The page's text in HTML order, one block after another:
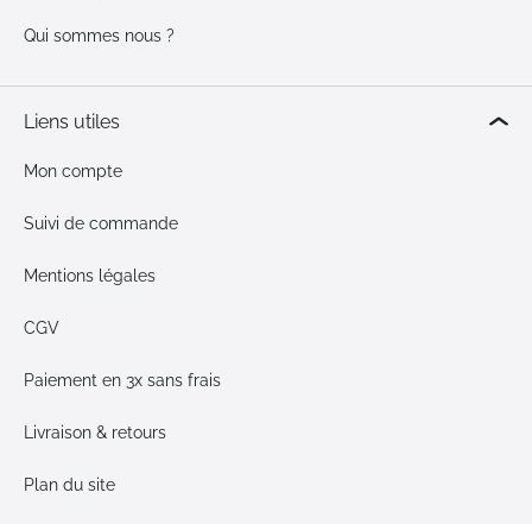
Qui sommes nous ?
Liens utiles
Mon compte
Suivi de commande
Mentions légales
CGV
Paiement en 3x sans frais
Livraison & retours
Plan du site